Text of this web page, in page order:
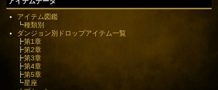
アイテム図鑑
┗種類別
ダンジョン別ドロップアイテム一覧
┣第1章
┣第2章
┣第3章
┣第4章
┣第5章
┗星座